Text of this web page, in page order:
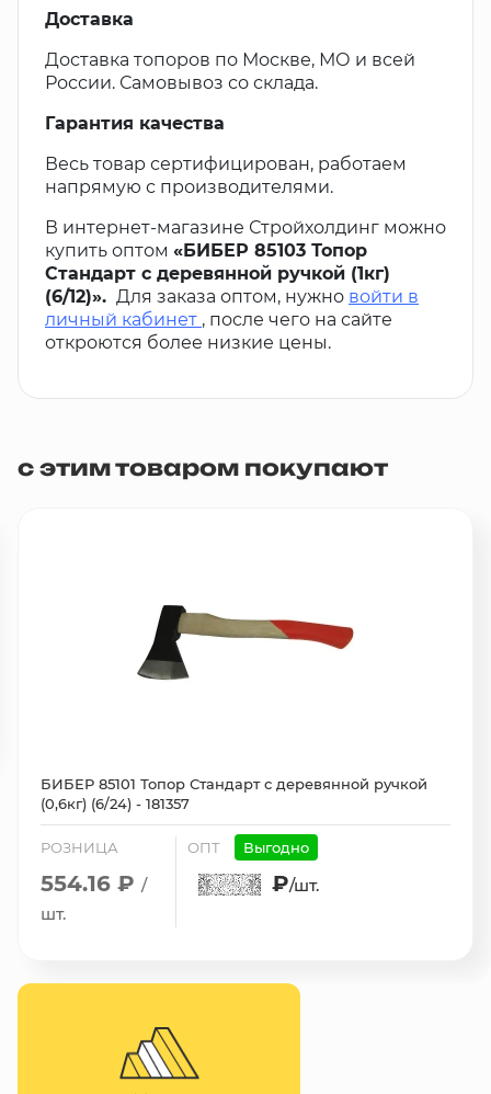
Доставка
Доставка топоров по Москве, МО и всей
России. Самовывоз со склада.
Гарантия качества
Весь товар сертифицирован, работаем
напрямую с производителями.
В интернет-магазине Стройхолдинг можно
купить оптом «БИБЕР 85103 Топор
Стандарт с деревянной ручкой (1кг)
(6/12)». Для заказа оптом, нужно войти в
личный кабинет , после чего на сайте
откроются более низкие цены.
с этим товаром покупают
БИБЕР 85101 Топор Стандарт с деревянной ручкой
(0,6кг) (6/24) - 181357
РОЗНИЦА
554.16 ₽ /
шт.
ОПТ Выгодно
₽/шт.